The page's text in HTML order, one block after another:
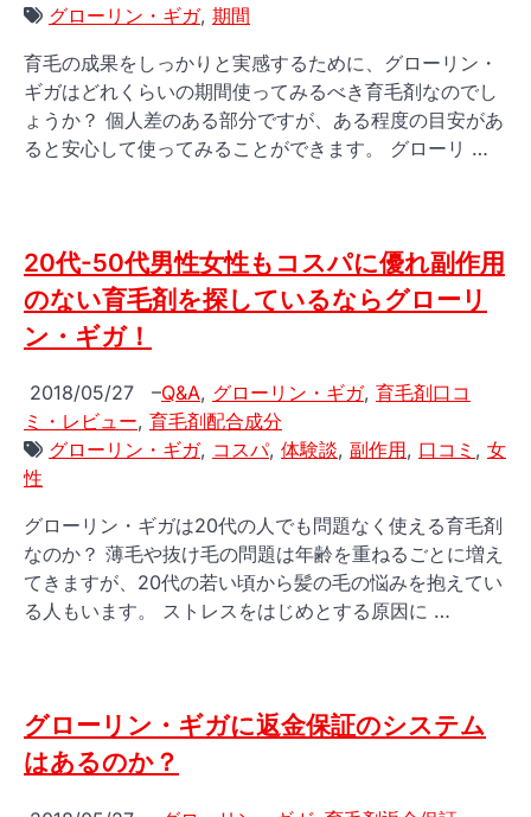
グローリン・ギガ, 期間
育毛の成果をしっかりと実感するために、グローリン・
ギガはどれくらいの期間使ってみるべき育毛剤なのでし
ょうか？ 個人差のある部分ですが、ある程度の目安があ
ると安心して使ってみることができます。 グローリ …
20代-50代男性女性もコスパに優れ副作用
のない育毛剤を探しているならグローリ
ン・ギガ！
2018/05/27 –Q&A, グローリン・ギガ, 育毛剤口コ
ミ・レビュー, 育毛剤配合成分
グローリン・ギガ, コスパ, 体験談, 副作用, 口コミ , 女
性
グローリン・ギガは20代の人でも問題なく使える育毛剤
なのか？ 薄毛や抜け毛の問題は年齢を重ねるごとに増え
てきますが、20代の若い頃から髪の毛の悩みを抱えてい
る人もいます。 ストレスをはじめとする原因に …
グローリン・ギガに返金保証のシステム
はあるのか？